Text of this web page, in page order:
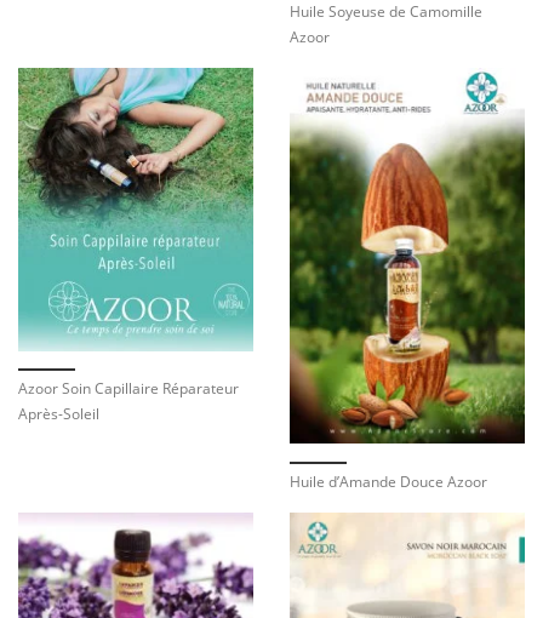
Huile Soyeuse de Camomille
Azoor
Azoor Soin Capillaire Réparateur
Après-Soleil
Huile d’Amande Douce Azoor